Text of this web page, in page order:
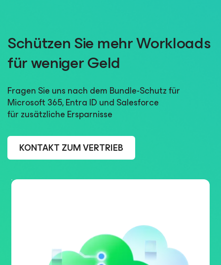
Schützen Sie mehr Workloads
für weniger Geld
Fragen Sie uns nach dem Bundle-Schutz für
Microsoft 365, Entra ID und Salesforce
für zusätzliche Ersparnisse
KONTAKT ZUM VERTRIEB